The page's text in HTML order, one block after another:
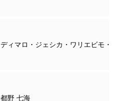
ディマロ・ジェシカ・ワリエビモ・
都野 七海